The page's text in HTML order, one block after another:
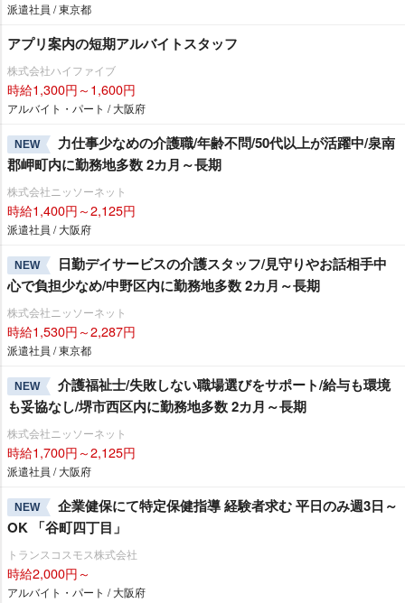
派遣社員 / 東京都
アプリ案内の短期アルバイトスタッフ
株式会社ハイファイブ
時給1,300円～1,600円
アルバイト・パート / 大阪府
NEW
力仕事少なめの介護職/年齢不問/50代以上が活躍中/泉南
郡岬町内に勤務地多数 2カ月～長期
株式会社ニッソーネット
時給1,400円～2,125円
派遣社員 / 大阪府
NEW
日勤デイサービスの介護スタッフ/見守りやお話相手中
心で負担少なめ/中野区内に勤務地多数 2カ月～長期
株式会社ニッソーネット
時給1,530円～2,287円
派遣社員 / 東京都
NEW
介護福祉士/失敗しない職場選びをサポート/給与も環境
も妥協なし/堺市西区内に勤務地多数 2カ月～長期
株式会社ニッソーネット
時給1,700円～2,125円
派遣社員 / 大阪府
NEW
企業健保にて特定保健指導 経験者求む 平日のみ週3日～
OK 「谷町四丁目」
トランスコスモス株式会社
時給2,000円～
アルバイト・パート / 大阪府